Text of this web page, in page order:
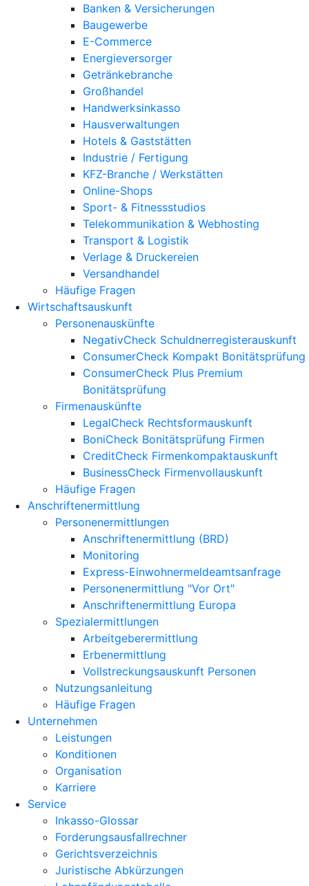
Banken & Versicherungen
Baugewerbe
E-Commerce
Energieversorger
Getränkebranche
Großhandel
Handwerksinkasso
Hausverwaltungen
Hotels & Gaststätten
Industrie / Fertigung
KFZ-Branche / Werkstätten
Online-Shops
Sport- & Fitnessstudios
Telekommunikation & Webhosting
Transport & Logistik
Verlage & Druckereien
Versandhandel
Häufige Fragen
Wirtschaftsauskunft
Personenauskünfte
NegativCheck Schuldnerregisterauskunft
ConsumerCheck Kompakt Bonitätsprüfung
ConsumerCheck Plus Premium
Bonitätsprüfung
Firmenauskünfte
LegalCheck Rechtsformauskunft
BoniCheck Bonitätsprüfung Firmen
CreditCheck Firmenkompaktauskunft
BusinessCheck Firmenvollauskunft
Häufige Fragen
Anschriftenermittlung
Personenermittlungen
Anschriftenermittlung (BRD)
Monitoring
Express-Einwohnermeldeamtsanfrage
Personenermittlung "Vor Ort"
Anschriftenermittlung Europa
Spezialermittlungen
Arbeitgeberermittlung
Erbenermittlung
Vollstreckungsauskunft Personen
Nutzungsanleitung
Häufige Fragen
Unternehmen
Leistungen
Konditionen
Organisation
Karriere
Service
Inkasso-Glossar
Forderungsausfallrechner
Gerichtsverzeichnis
Juristische Abkürzungen